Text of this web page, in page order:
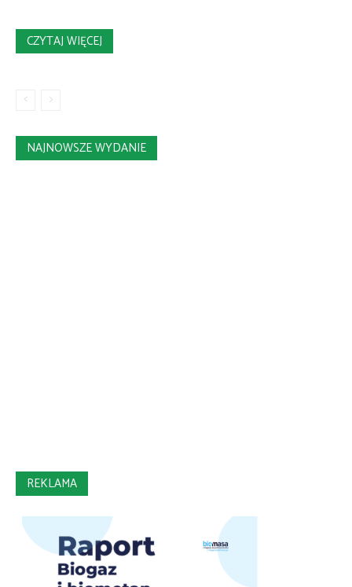
CZYTAJ WIĘCEJ
NAJNOWSZE WYDANIE
REKLAMA